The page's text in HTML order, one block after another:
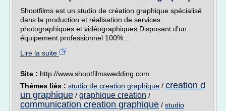
Shootfilms est un studio de création graphique spécialisé
dans la production et réalisation de services
photographiques et vidéographiques.Disposant d'un
équipement professionnel 100%...
Lire la suite
Site : http://www.shootfilmswedding.com
Thèmes liés : studio de creation graphique / creation d
un graphique / graphique creation /
communication creation graphique / studio